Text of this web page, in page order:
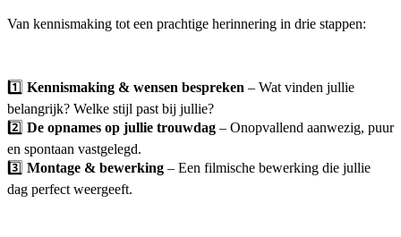
Van kennismaking tot een prachtige herinnering in drie stappen:
1️⃣ Kennismaking & wensen bespreken – Wat vinden jullie
belangrijk? Welke stijl past bij jullie?
2️⃣ De opnames op jullie trouwdag – Onopvallend aanwezig, puur
en spontaan vastgelegd.
3️⃣ Montage & bewerking – Een filmische bewerking die jullie
dag perfect weergeeft.